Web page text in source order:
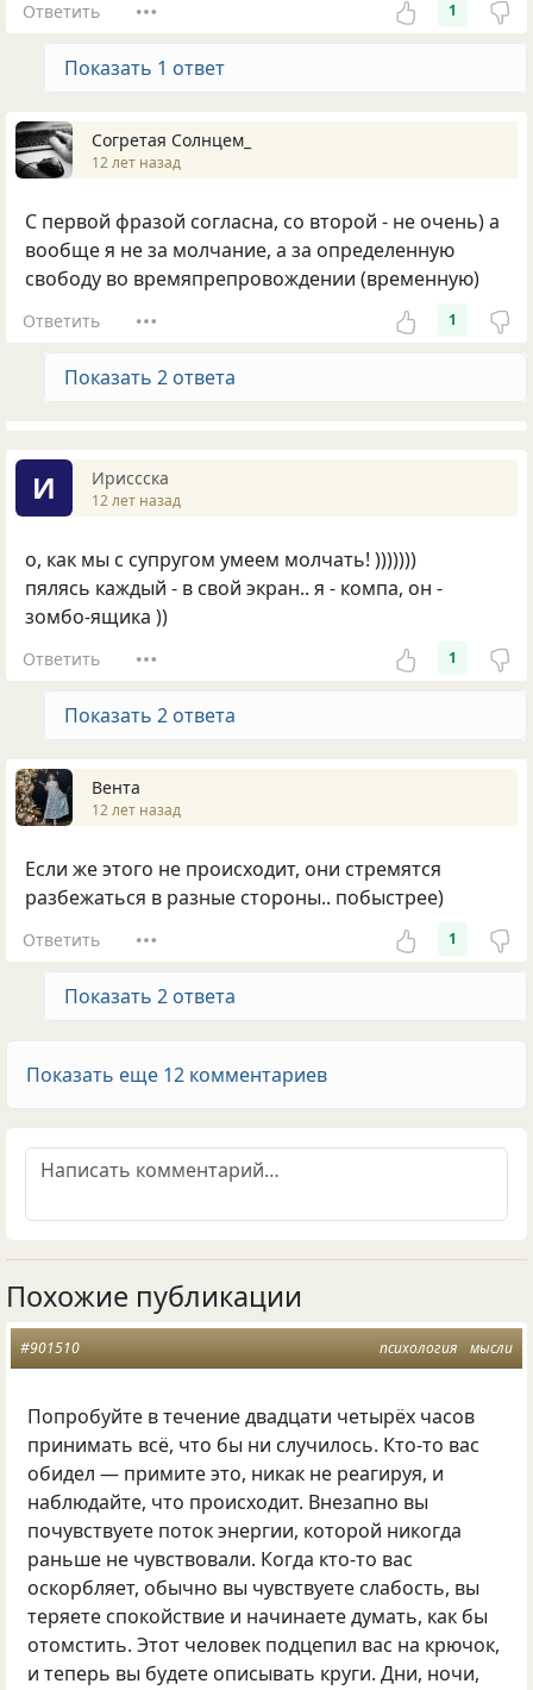
Ответить 1
Показать 1 ответ
Согретая Солнцем_
12 лет назад
С первой фразой согласна, со второй - не очень) а
вообще я не за молчание, а за определенную
свободу во времяпрепровождении (временную)
Ответить 1
Показать 2 ответа
И Ириссска
12 лет назад
о, как мы с супругом умеем молчать! )))))))
пялясь каждый - в свой экран.. я - компа, он -
зомбо-ящика ))
Ответить 1
Показать 2 ответа
Вента
12 лет назад
Если же этого не происходит, они стремятся
разбежаться в разные стороны.. побыстрее)
Ответить 1
Показать 2 ответа
Показать еще 12 комментариев
Похожие публикации
психология мысли
#901510
Попробуйте в течение двадцати четырёх часов
принимать всё, что бы ни случилось. Кто-то вас
обидел — примите это, никак не реагируя, и
наблюдайте, что происходит. Внезапно вы
почувствуете поток энергии, которой никогда
раньше не чувствовали. Когда кто-то вас
оскорбляет, обычно вы чувствуете слабость, вы
теряете спокойствие и начинаете думать, как бы
отомстить. Этот человек подцепил вас на крючок,
и теперь вы будете описывать круги. Дни, ночи,